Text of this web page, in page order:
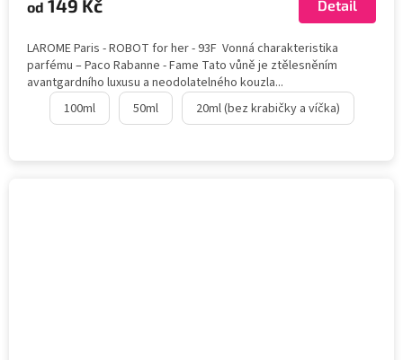
od 149 Kč Detail
LAROME Paris - ROBOT for her - 93F Vonná charakteristika
parfému – Paco Rabanne - Fame Tato vůně je ztělesněním
avantgardního luxusu a neodolatelného kouzla...
100ml
50ml 20ml (bez krabičky a víčka)